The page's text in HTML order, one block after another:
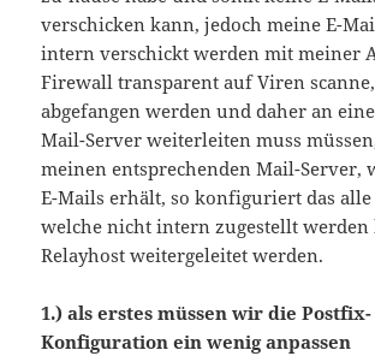
verschicken kann, jedoch meine E-
intern verschickt werden mit meiner
Firewall transparent auf Viren
abgefangen werden und daher an
Mail-Server weiterleiten muss
meinen entsprechenden Mail-Server,
E-Mails erhält, so konfiguriert das alle
welche nicht intern zugestellt
Relayhost weitergeleitet werden.
1.) als erstes müssen wir die Postfix-
Konfiguration ein wenig anpassen